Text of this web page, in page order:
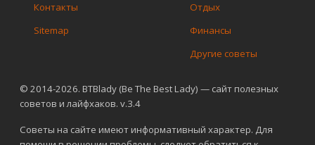
© 2014-2026. BTBlady (Be The Best Lady) — сайт полезных
советов и лайфхаков. v.3.4
Советы на сайте имеют информативный характер. Для
Контакты
Sitemap
Отдых
Финансы
Другие советы